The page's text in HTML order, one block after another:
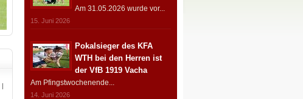
Am 31.05.2026 wurde vor...
15. Juni 2026
Pokalsieger des KFA
WTH bei den Herren ist
der VfB 1919 Vacha
Am Pfingstwochenende...
14. Juni 2026